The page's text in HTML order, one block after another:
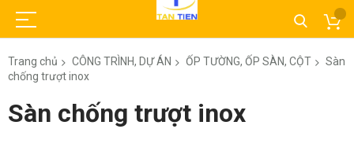
Trang chủ CÔNG TRÌNH, DỰ ÁN ỐP TƯỜNG, ỐP SÀN, CỘT
Sàn
chống trượt inox
Sàn chống trượt inox